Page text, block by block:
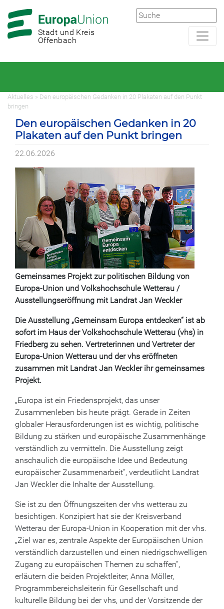
Hauptnavigation
Hauptbereich
Stadt und Kreis
Offenbach
Aktuelles » Den europäischen Gedanken in 20 Plakaten auf den Punkt
bringen
Den europäischen Gedanken in 20
Plakaten auf den Punkt bringen
22.06.2026
Gemeinsames Projekt zur politischen Bildung von
Europa-Union und Volkshochschule Wetterau /
Ausstellungseröffnung mit Landrat Jan Weckler
Die Ausstellung „Gemeinsam Europa entdecken“ ist ab
sofort im Haus der Volkshochschule Wetterau (vhs) in
Friedberg zu sehen. Vertreterinnen und Vertreter der
Europa-Union Wetterau und der vhs eröffneten
zusammen mit Landrat Jan Weckler ihr gemeinsames
Projekt.
„Europa ist ein Friedensprojekt, das unser
Zusammenleben bis heute prägt. Gerade in Zeiten
globaler Herausforderungen ist es wichtig, politische
Bildung zu stärken und europäische Zusammenhänge
verständlich zu vermitteln. Die Ausstellung zeigt
anschaulich die europäische Idee und Bedeutung
europäischer Zusammenarbeit“, verdeutlicht Landrat
Jan Weckler die Inhalte der Ausstellung.
Sie ist zu den Öffnungszeiten der vhs wetterau zu
besichtigen. Konzipiert hat sie der Kreisverband
Wetterau der Europa-Union in Kooperation mit der vhs.
„Ziel war es, zentrale Aspekte der Europäischen Union
verständlich darzustellen und einen niedrigschwelligen
Zugang zu europäischen Themen zu schaffen“,
erläutern die beiden Projektleiter, Anna Möller,
Programmbereichsleiterin für Gesellschaft und
kulturelle Bildung bei der vhs, und der Vorsitzende der